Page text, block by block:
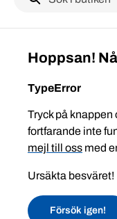
Hoppsan!
TypeError
Tryck på knappen
fortfarande inte
mejl till oss med
Ursäkta besväret!
Försök igen!